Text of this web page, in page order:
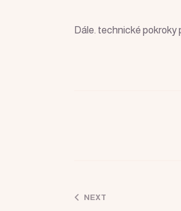
Dále. technické
NEXT